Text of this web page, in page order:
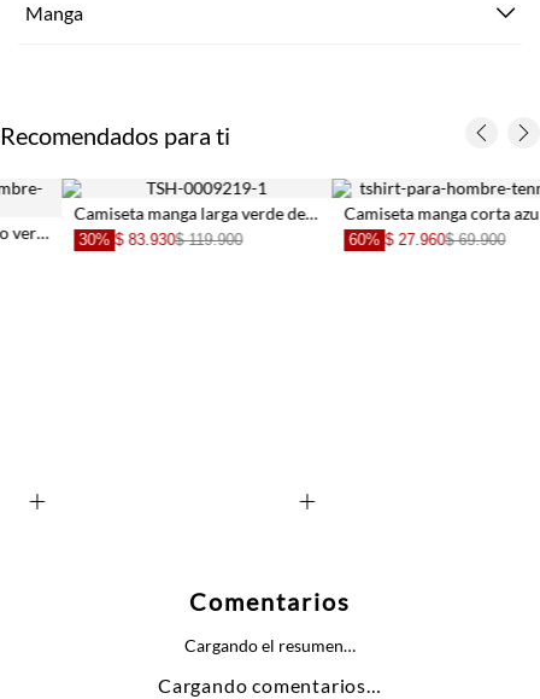
Manga
Recomendados para ti
Camiseta manga larga verde de silueta amplia para hombre
30% $ 83.930 $ 119.900
Camiseta manga corta azul para hombre
$ 27.960 $ 69.900
Comentarios
Cargando el resumen…
Cargando comentarios…